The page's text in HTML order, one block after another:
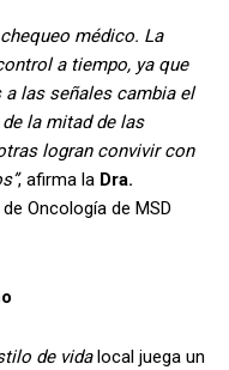
médico. La
a tiempo, ya que
las señales cambia el
la mitad de las
logran convivir con
, afirma la Dra.
Oncología de MSD
de vidalocal juega un